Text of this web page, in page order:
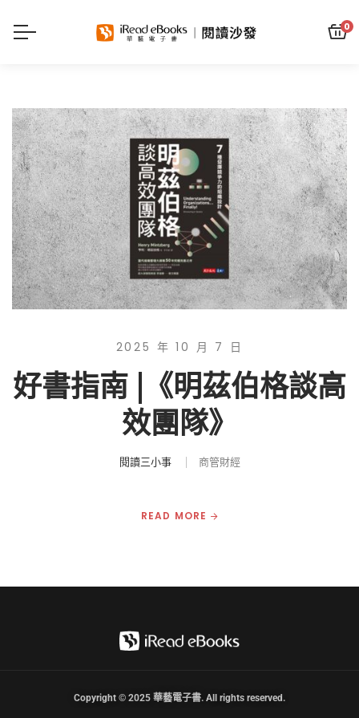
0
2025 年 10 月 7 日
好書指南 |《明茲伯格談高
效團隊》
閱讀三小事 商管財經
READ MORE
Copyright © 2025 華藝電子書. All rights reserved.